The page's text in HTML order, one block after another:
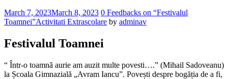
March 7, 2023March 8, 2023 Comments
0 Feedbacks on “Festivalul
Toamnei”Activitati Extrascolare by adminav
Festivalul Toamnei
“ Într-o toamnã aurie am auzit multe povesti….” (Mihail Sadoveanu)
la Școala Gimnazială „Avram Iancu”. Povești despre bogăția de a fi,